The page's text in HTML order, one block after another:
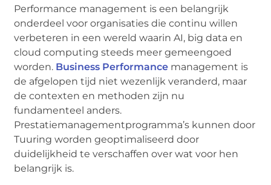
Performance management is een belangrijk
onderdeel voor organisaties die continu willen
verbeteren in een wereld waarin AI, big data en
cloud computing steeds meer gemeengoed
worden. Business Performance management is
de afgelopen tijd niet wezenlijk veranderd, maar
de contexten en methoden zijn nu
fundamenteel anders.
Prestatiemanagementprogramma’s kunnen door
Tuuring worden geoptimaliseerd door
duidelijkheid te verschaffen over wat voor hen
belangrijk is.